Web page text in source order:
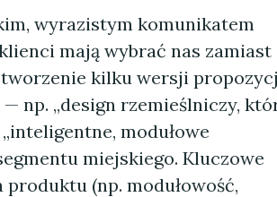
wyrazistym komunikatem
mają wybrać nas zamiast
kilku wersji
np. „design rzemieślniczy,
modułowe
miejskiego. Kluczowe
(np. modułowość,